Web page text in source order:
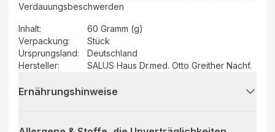
Verdauungsbeschwerden
Inhalt:
60 Gramm (g)
Verpackung:
Stück
Ursprungsland:
Deutschland
Hersteller: SALUS Haus Dr.med. Otto Greither Nachf.
Ernährungshinweise